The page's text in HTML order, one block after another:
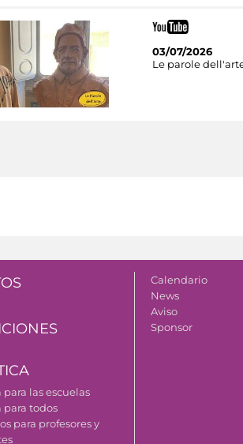
03/07/2026
Le parole
las escuelas
para todos
para profesores y
Calendario
News
Aviso
Sponsor